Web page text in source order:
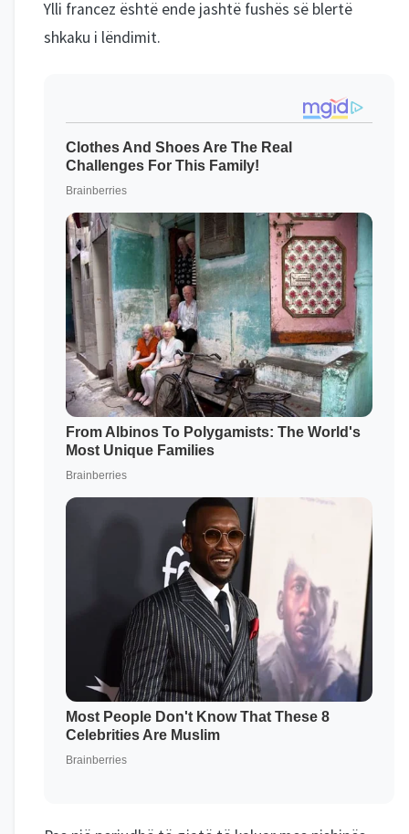
Ylli francez është ende jashtë fushës së blertë
shkaku i lëndimit.